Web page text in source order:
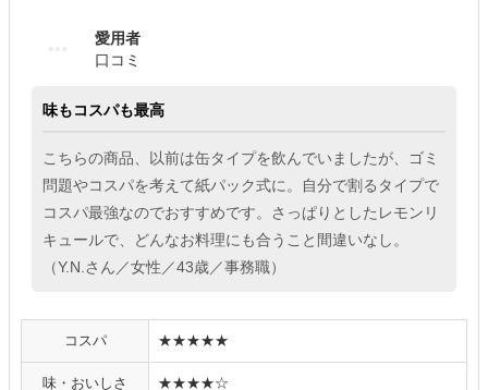
愛用者
口コミ
味もコスパも最高
こちらの商品、以前は缶タイプを飲んでいましたが、ゴミ
問題やコスパを考えて紙パック式に。自分で割るタイプで
コスパ最強なのでおすすめです。さっぱりとしたレモンリ
キュールで、どんなお料理にも合うこと間違いなし。
（Y.N.さん／女性／43歳／事務職）
コスパ ★★★★★
味・おいしさ ★★★★☆